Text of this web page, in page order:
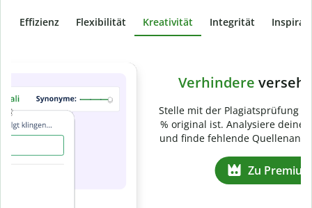
Effizienz Flexibilität Kreativität Integrität